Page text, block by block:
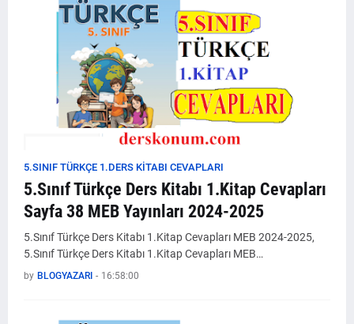
5.SINIF TÜRKÇE 1.DERS KİTABI CEVAPLARI
5.Sınıf Türkçe Ders Kitabı 1.Kitap Cevapları
Sayfa 38 MEB Yayınları 2024-2025
5.Sınıf Türkçe Ders Kitabı 1.Kitap Cevapları MEB 2024-2025,
5.Sınıf Türkçe Ders Kitabı 1.Kitap Cevapları MEB…
by BLOGYAZARI - 16:58:00